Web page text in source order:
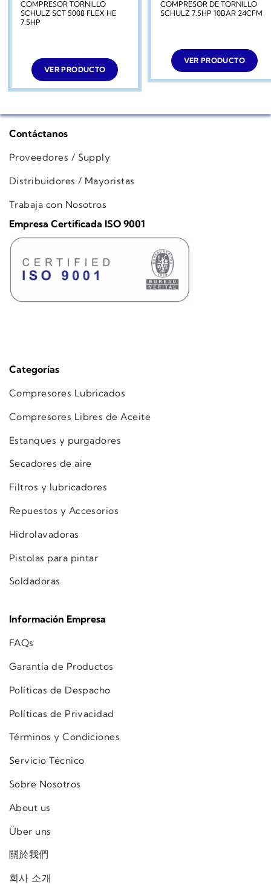
COMPRESOR TORNILLO
SCHULZ SCT 5008 FLEX HE
7.5HP
VER PRODUCTO
COMPRESOR DE TORNILLO
SCHULZ 7.5HP 10BAR 24CFM
VER PRODUCTO
Categorías
Compresores Lubricados
Compresores Libres de Aceite
Estanques y purgadores
Secadores de aire
Filtros y lubricadores
Repuestos y Accesorios
Hidrolavadoras
Pistolas para pintar
Soldadoras
Información Empresa
FAQs
Garantía de Productos
Políticas de Despacho
Políticas de Privacidad
Términos y Condiciones
Servicio Técnico
Sobre Nosotros
About us
Über uns
關於我們
회사 소개
Contáctanos
Proveedores / Supply
Distribuidores / Mayoristas
Trabaja con Nosotros
Empresa Certificada ISO 9001